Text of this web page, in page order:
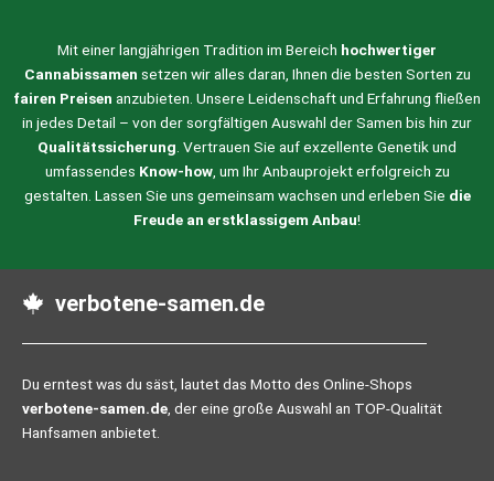
Mit einer langjährigen Tradition im Bereich hochwertiger
Cannabissamen setzen wir alles daran, Ihnen die besten Sorten zu
fairen Preisen anzubieten. Unsere Leidenschaft und Erfahrung fließen
in jedes Detail – von der sorgfältigen Auswahl der Samen bis hin zur
Qualitätssicherung . Vertrauen Sie auf exzellente Genetik und
umfassendes Know-how, um Ihr Anbauprojekt erfolgreich zu
gestalten. Lassen Sie uns gemeinsam wachsen und erleben Sie die
Freude an erstklassigem Anbau!
verbotene-samen.de
Du erntest was du säst, lautet das Motto des Online-Shops
verbotene-samen.de , der eine große Auswahl an TOP-Qualität
Hanfsamen anbietet.